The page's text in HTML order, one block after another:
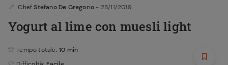
Chef Stefano De Gregorio - 28/11/2019
Yogurt al lime con muesli light
Tempo totale: 10 min